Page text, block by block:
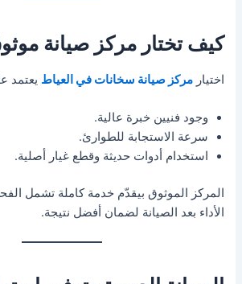
كيف تختار مركز صيانة
اختيارمركز صيانة سخانات في العياط يعتمد
وجود فنيين خبرة عالية.
سرعة الاستجابة للطوارئ.
استخدام أدوات حديثة وقطع غيار أصلية.
المركز الموثوق بيقدّم خدمة كاملة تشمل
الأداء بعد الصيانة لضمان أفضل نتيجة.